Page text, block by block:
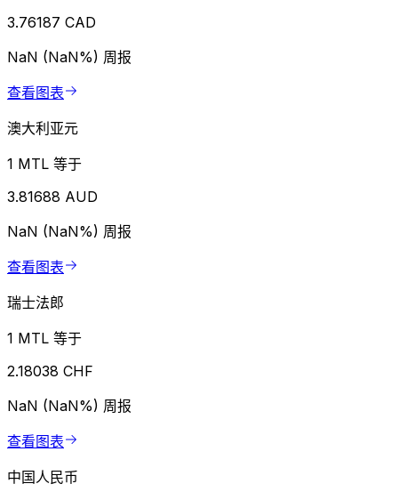
3.76187 CAD
NaN (NaN%) 周报
查看图表
澳大利亚元
1 MTL 等于
3.81688 AUD
NaN (NaN%) 周报
查看图表
瑞士法郎
1 MTL 等于
2.18038 CHF
NaN (NaN%) 周报
查看图表
中国人民币